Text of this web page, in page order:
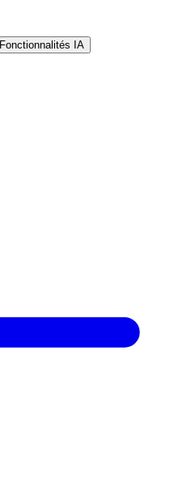
Fonctionnalités IA